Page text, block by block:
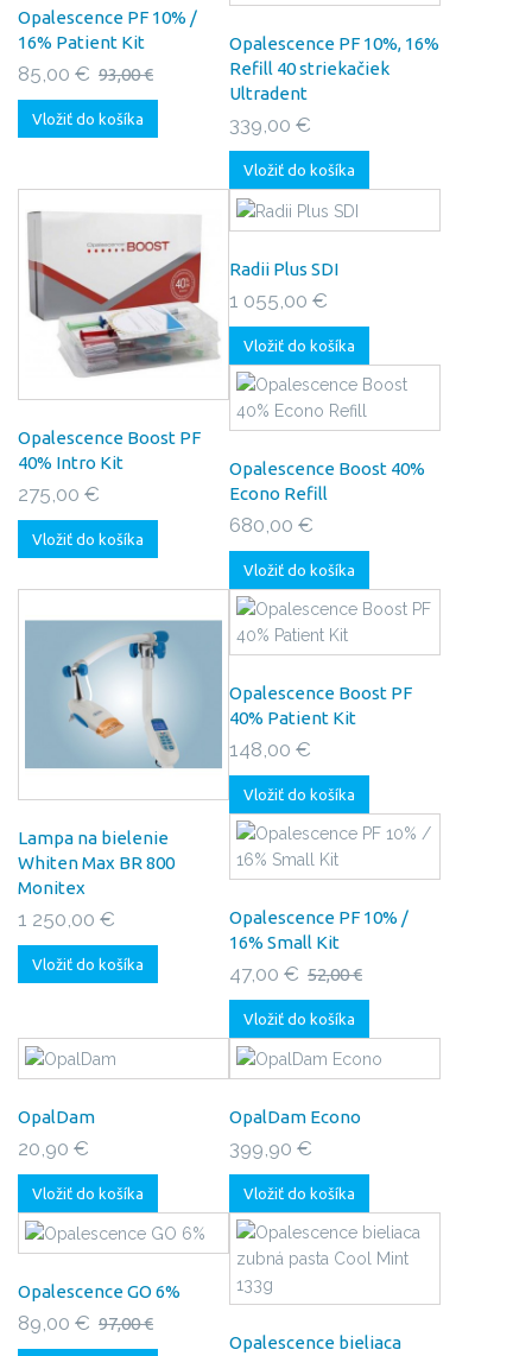
Opalescence PF 10% /
16% Patient Kit
85,00 € 93,00 €
Vložiť do košíka
Opalescence PF 10%, 16%
Refill 40 striekačiek
Ultradent
339,00 €
Vložiť do košíka
Opalescence Boost PF
40% Intro Kit
275,00 €
Vložiť do košíka
Radii Plus SDI
1 055,00 €
Vložiť do košíka
Opalescence Boost 40%
Econo Refill
680,00 €
Vložiť do košíka
Lampa na bielenie
Whiten Max BR 800
Monitex
1 250,00 €
Vložiť do košíka
Opalescence Boost PF
40% Patient Kit
148,00 €
Vložiť do košíka
Opalescence PF 10% /
16% Small Kit
47,00 € 52,00 €
Vložiť do košíka
OpalDam
20,90 €
Vložiť do košíka
OpalDam Econo
399,90 €
Vložiť do košíka
Opalescence GO 6%
89,00 € 97,00 €
Opalescence bieliaca